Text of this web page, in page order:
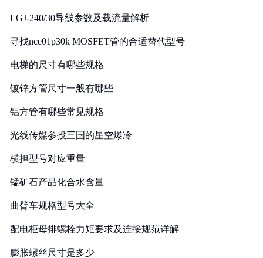
LGJ-240/30导线参数及载流量解析
寻找nce01p30k MOSFET管的合适替代型号
电梯的尺寸有哪些规格
镀锌方管尺寸一般有哪些
铝方管有哪些常见规格
光线传媒参投三国的星空爆冷
横担型号对应重量
锰矿石产品化合水含量
曲臂车规格型号大全
配电柜母排螺栓力矩要求及连接规范详解
膨胀螺丝尺寸是多少